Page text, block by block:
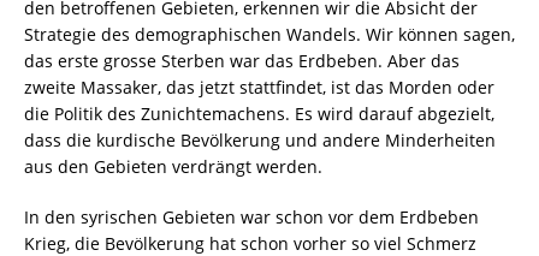
den betroffenen Gebieten, erkennen wir die Absicht der
Strategie des demographischen Wandels. Wir können sagen,
das erste grosse Sterben war das Erdbeben. Aber das
zweite Massaker, das jetzt stattfindet, ist das Morden oder
die Politik des Zunichtemachens. Es wird darauf abgezielt,
dass die kurdische Bevölkerung und andere Minderheiten
aus den Gebieten verdrängt werden.
In den syrischen Gebieten war schon vor dem Erdbeben
Krieg, die Bevölkerung hat schon vorher so viel Schmerz